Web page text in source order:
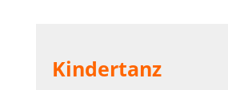
Kindertanz